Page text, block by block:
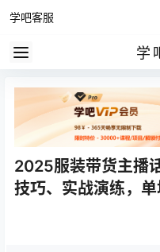
学吧客服
学
2025服装带货主播
技巧、实战演练，